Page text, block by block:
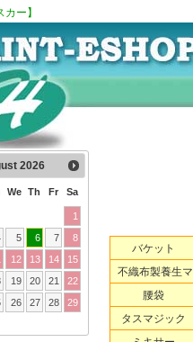
ー】
2026
We Th Fr Sa
1
5 6 7
8
12 13 14
15
19 20 21
22
26 27 28
29
バケット
不織布製養生マ
ット
腰袋
タスマジック